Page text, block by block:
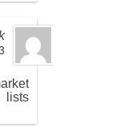
3 במרץ
lists